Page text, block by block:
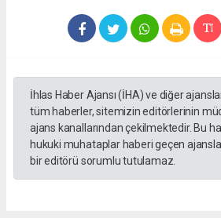
İhlas Haber Ajansı (İHA) ve diğer
tüm haberler, sitemizin editörlerinin
ajans kanallarından çekilmektedir. Bu
hukuki muhataplar haberi geçen
bir editörü sorumlu tutulamaz.